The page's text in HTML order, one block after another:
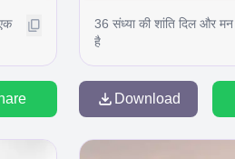
36 संध्या की शांति दिल और
है
Download